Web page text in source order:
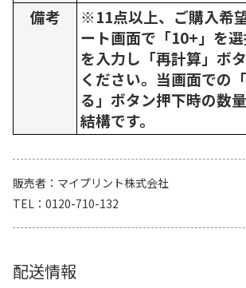
備考
※11点以上、ご購入希
ート画面で「10+」を
を入力し「再計算」ボ
ください。当画面での
る」ボタン押下時の数
結構です。
販売者
マイプリント株式会社
TEL
0120-710-132
配送情報